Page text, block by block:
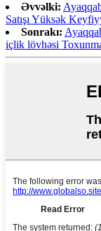
Əvvəlki:
Satışı Yüksək
Sonrakı:
içlik lövhəsi